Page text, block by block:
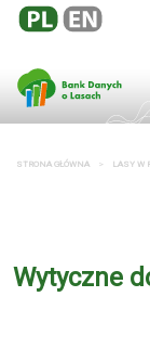
STRONA GŁÓWNA LASY W
Wytyczne